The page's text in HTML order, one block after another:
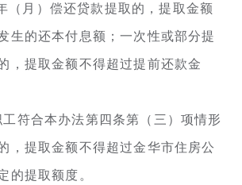
（月）偿还贷款提取的，提取金额
生的还本付息额；一次性或部分提
，提取金额不得超过提前还款金
符合本办法第四条第（三）项情形
，提取金额不得超过金华市住房公
的提取额度。